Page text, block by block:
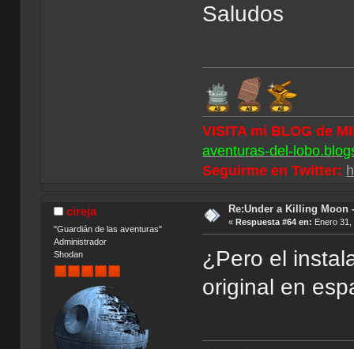
Saludos
VISITA mi BLOG de
aventuras-del-
Seguirme en Twitter:
cireja
"Guardián de las aventuras"
Administrador
Shodan
Re:Under a Killing Moon
« Respuesta #64 en: Enero
¿Pero el
original en